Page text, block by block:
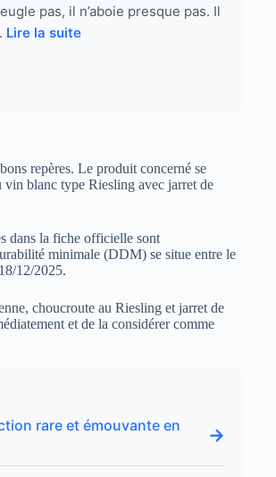
pas, il n’aboie presque pas. Il
Lire la suite
repères. Le produit concerné se
vin blanc type Riesling avec jarret de
dans la fiche officielle sont
minimale (DDM) se situe entre le
12/2025.
choucroute au Riesling et jarret de
et de la considérer comme
rare et émouvante en
→